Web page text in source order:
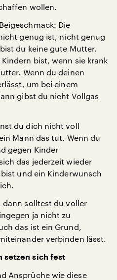
wollen.
Die
genug ist, nicht genug
du keine gute Mutter.
bist, wenn sie krank
Wenn du deinen
um bei einem
gibst du nicht Vollgas
du dich nicht voll
Mann das tut. Wenn du
gegen Kinder
das jederzeit wieder
und ein Kinderwunsch
dann solltest du voller
ja nicht zu
das ist ein Grund,
verbinden lässt.
setzen sich fest
Ansprüche wie diese